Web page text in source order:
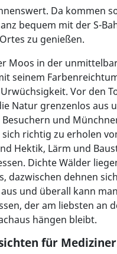
Da kommen
bequem mit der S-
zu genießen.
Moos in der
seinem
Vor den
Natur grenzenlos aus
und
sich richtig zu erholen
Hektik, Lärm und
Dichte Wälder
dazwischen dehnen
und überall kann
der am liebsten an
hängen bleibt.
für